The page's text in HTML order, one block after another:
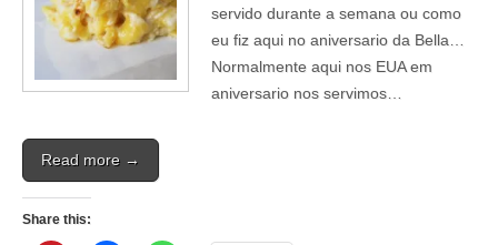
servido durante a semana ou como
eu fiz aqui no aniversario da Bella…
Normalmente aqui nos EUA em
aniversario nos servimos…
Read more →
Share this: